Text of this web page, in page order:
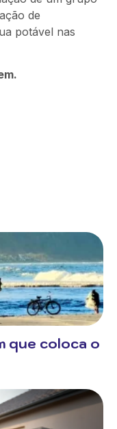
de
potável nas
que coloca o